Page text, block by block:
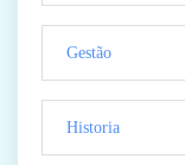
Gestão
Historia